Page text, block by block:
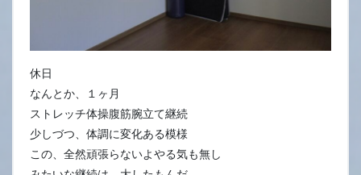
休日
なんとか、１ヶ月
ストレッチ体操腹筋腕立て継続
少しづつ、体調に変化ある模様
この、全然頑張らないよやる気も無し